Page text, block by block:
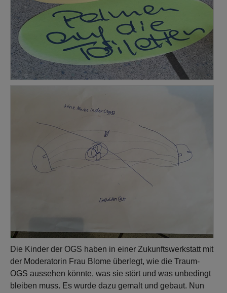
Die Kinder der OGS haben in einer Zukunftswerkstatt mit
der Moderatorin Frau Blome überlegt, wie die Traum-
OGS aussehen könnte, was sie stört und was unbedingt
bleiben muss. Es wurde dazu gemalt und gebaut. Nun